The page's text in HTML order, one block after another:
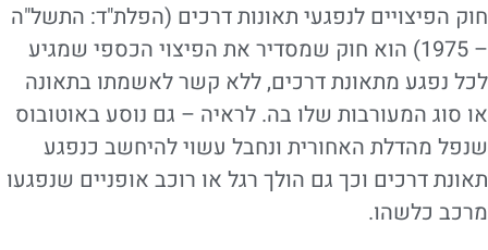
חוק הפיצויים לנפגעי תאונות דרכים (הפלת"ד: התשל"ה
– 1975) הוא חוק שמסדיר את הפיצוי הכספי שמגיע
לכל נפגע מתאונת דרכים, ללא קשר לאשמתו בתאונה
או סוג המעורבות שלו בה. לראיה – גם נוסע באוטובוס
שנפל מהדלת האחורית ונחבל עשוי להיחשב כנפגע
תאונת דרכים וכך גם הולך רגל או רוכב אופניים שנפגעו
מרכב כלשהו.